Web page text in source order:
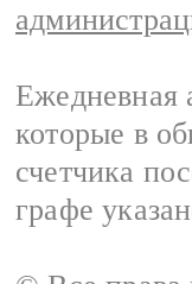
Ежедневная
которые в
счетчика
графе